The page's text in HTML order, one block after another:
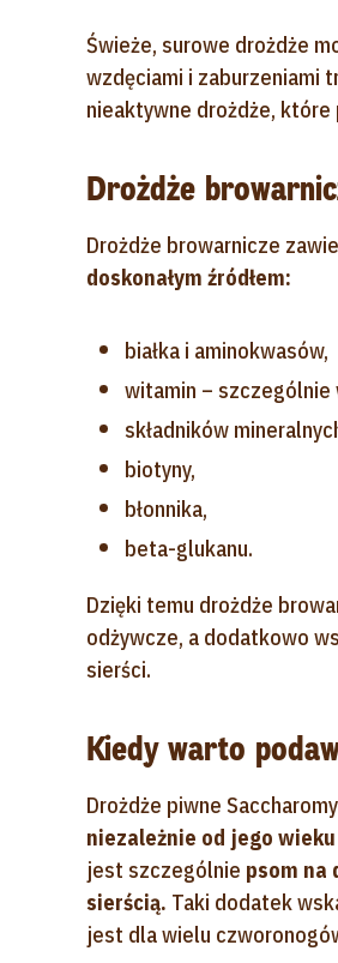
Świeże, surowe drożdże
wzdęciami i zaburzeniami
nieaktywne drożdże,
Drożdże
Drożdże browarnicze
doskonałym źródłem:
białka i aminokwasów,
witamin – szczególnie
składników
biotyny,
błonnika,
beta-glukanu.
Dzięki temu drożdże
odżywcze, a dodatkowo
sierści.
Kiedy warto
Drożdże piwne
niezależnie od jego
jest szczególnie psom na
sierścią. Taki dodatek
jest dla wielu